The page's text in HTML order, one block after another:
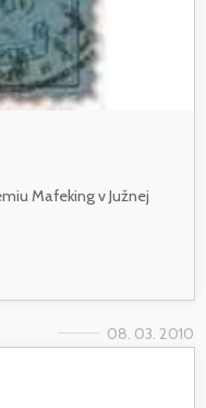
Mafeking v Južnej
08. 03. 2010